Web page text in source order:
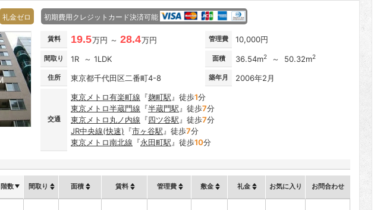
礼金ゼロ 初期費用クレジットカード決済可能
賃料 19.5万円 ～ 28.4万円 管理費 10,000円
間取り 1R ～ 1LDK 面積 36.54m2 ～ 50.32m2
住所 東京都千代田区二番町4-8 築年月 2006年2月
交通
東京メトロ有楽町線 『麹町駅 』徒歩1分
東京メトロ半蔵門線 『半蔵門駅 』徒歩7分
東京メトロ丸ノ内線 『四ツ谷駅 』徒歩7分
JR中央線(快速) 『市ヶ谷駅 』徒歩7分
東京メトロ南北線 『永田町駅 』徒歩10分
階数 間取り 面積 賃料 管理費 敷金 礼金 お気に入り お問合わせ